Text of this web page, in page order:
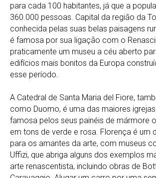
para cada 100 habitantes, já que a
360.000 pessoas. Capital da região da
conhecida pelas suas belas paisagens
é famosa por sua ligação com o
praticamente um museu a céu aberto
edifícios mais bonitos da Europa
esse período.
A Catedral de Santa Maria del Fiore,
como Duomo, é uma das maiores
famosa pelos seus painéis de mármore
em tons de verde e rosa. Florença é um
para os amantes da arte, com museus
Uffizi, que abriga alguns dos exemplos
arte renascentista, incluindo obras de